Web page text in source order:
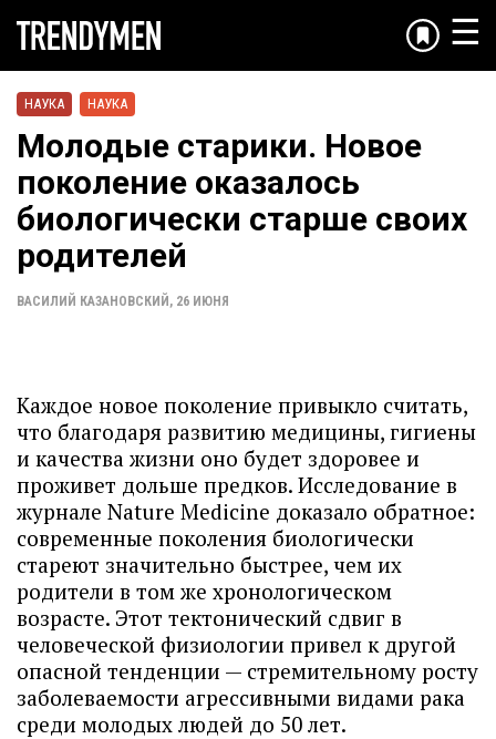
☰
НАУКА НАУКА
Молодые старики. Новое
поколение оказалось
биологически старше своих
родителей
ВАСИЛИЙ КАЗАНОВСКИЙ , 26 ИЮНЯ
Каждое новое поколение привыкло считать,
что благодаря развитию медицины, гигиены
и качества жизни оно будет здоровее и
проживет дольше предков. Исследование в
журнале Nature Medicine доказало обратное:
современные поколения биологически
стареют значительно быстрее, чем их
родители в том же хронологическом
возрасте. Этот тектонический сдвиг в
человеческой физиологии привел к другой
опасной тенденции — стремительному росту
заболеваемости агрессивными видами рака
среди молодых людей до 50 лет.